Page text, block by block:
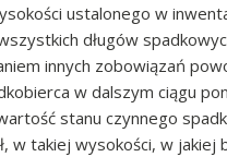
ustalonego w
długów
innych zobowiązań
w dalszym ciągu
stanu czynnego
w takiej wysokości, w jakiej